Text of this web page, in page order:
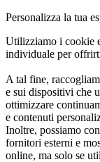
Personalizza la tua
Utilizziamo i cookie
individuale per
A tal fine,
e sui dispositivi che
ottimizzare
e contenuti
Inoltre, possiamo
fornitori esterni e
online, ma solo se